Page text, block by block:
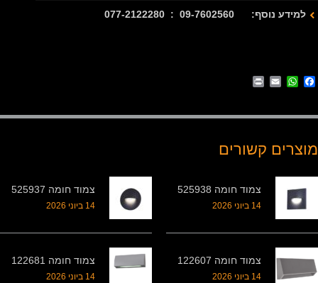
למידע נוסף: 09-7602560 : 077-2122280
Facebook
WhatsApp
Email
מוצרים קשורים
צמוד חומה 525938
14 ביוני 2026
צמוד חומה 525937
14 ביוני 2026
צמוד חומה 122607
14 ביוני 2026
צמוד חומה 122681
14 ביוני 2026